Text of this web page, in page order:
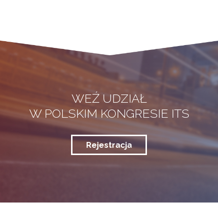
WEŹ UDZIAŁ
W POLSKIM KONGRESIE ITS
Rejestracja